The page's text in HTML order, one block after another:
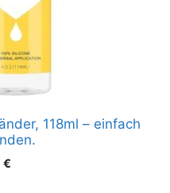
118ml – einfach
€